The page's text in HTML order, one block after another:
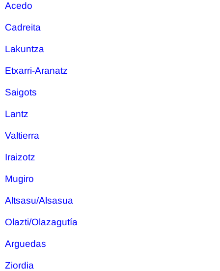
Acedo
Cadreita
Lakuntza
Etxarri-Aranatz
Saigots
Lantz
Valtierra
Iraizotz
Mugiro
Altsasu/Alsasua
Olazti/Olazagutía
Arguedas
Ziordia